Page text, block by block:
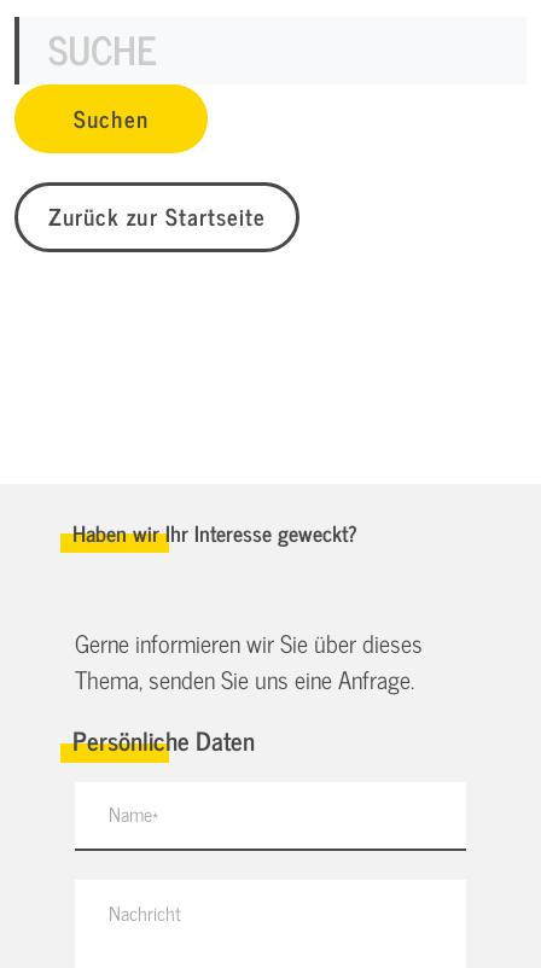
Zurück zur Startseite
Haben wir Ihr Interesse geweckt?
Gerne informieren wir Sie über dieses
Thema, senden Sie uns eine Anfrage.
Persönliche Daten